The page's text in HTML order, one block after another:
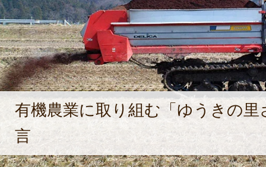
有機農業に取り組む「ゆうきの
言